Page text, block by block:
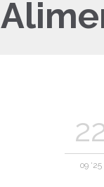
09 '25